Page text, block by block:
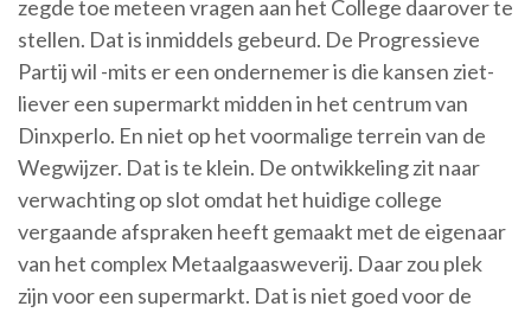
zegde toe meteen vragen aan het College daarover te
stellen. Dat is inmiddels gebeurd. De Progressieve
Partij wil -mits er een ondernemer is die kansen ziet-
liever een supermarkt midden in het centrum van
Dinxperlo. En niet op het voormalige terrein van de
Wegwijzer. Dat is te klein. De ontwikkeling zit naar
verwachting op slot omdat het huidige college
vergaande afspraken heeft gemaakt met de eigenaar
van het complex Metaalgaasweverij. Daar zou plek
zijn voor een supermarkt. Dat is niet goed voor de